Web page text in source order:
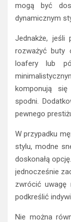
mogą być
dynamicznym
Jednakże, jeśli
rozważyć buty
loafery lub
komponują
spodni.
pewnego
W przypadku
stylu, modne
doskonałą
jednocześnie
zwrócić uwagę
podkreślić
Nie można